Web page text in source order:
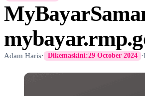
Adam Haris· Dikemaskini:29 October 2024 ·